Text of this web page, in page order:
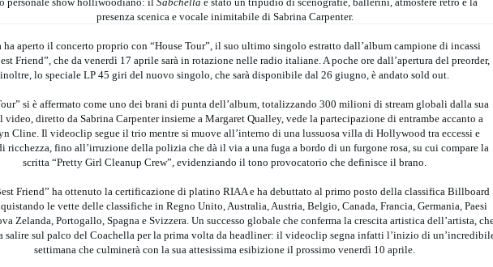
presenza scenica e vocale inimitabile di Sabrina Carpenter.
ha aperto il concerto proprio con “House Tour”, il suo ultimo singolo estratto dall’album campione di incassi
Friend”, che da venerdì 17 aprile sarà in rotazione nelle radio italiane. A poche ore dall’apertura del preorder,
inoltre, lo speciale LP 45 giri del nuovo singolo, che sarà disponibile dal 26 giugno, è andato sold out.
si è affermato come uno dei brani di punta dell’album, totalizzando 300 milioni di stream globali dalla sua
video, diretto da Sabrina Carpenter insieme a Margaret Qualley, vede la partecipazione di entrambe accanto a
Cline. Il videoclip segue il trio mentre si muove all’interno di una lussuosa villa di Hollywood tra eccessi e
ricchezza, fino all’irruzione della polizia che dà il via a una fuga a bordo di un furgone rosa, su cui compare la
scritta “Pretty Girl Cleanup Crew”, evidenziando il tono provocatorio che definisce il brano.
Friend” ha ottenuto la certificazione di platino RIAA e ha debuttato al primo posto della classifica Billboard
le vette delle classifiche in Regno Unito, Australia, Austria, Belgio, Canada, Francia, Germania, Paesi
Zelanda, Portogallo, Spagna e Svizzera. Un successo globale che conferma la crescita artistica dell’artista,
salire sul palco del Coachella per la prima volta da headliner: il videoclip segna infatti l’inizio di
settimana che culminerà con la sua attesissima esibizione il prossimo venerdì 10 aprile.